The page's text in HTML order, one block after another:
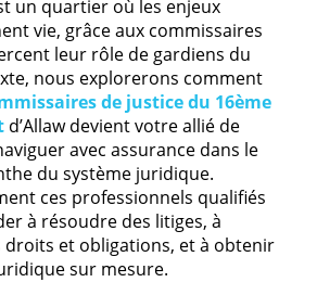
un quartier où les enjeux
vie, grâce aux commissaires
leur rôle de gardiens du
nous explorerons comment
de justice du 16ème
d’Allaw devient votre allié de
avec assurance dans le
du système juridique.
ces professionnels qualifiés
à résoudre des litiges, à
et obligations, et à obtenir
sur mesure.